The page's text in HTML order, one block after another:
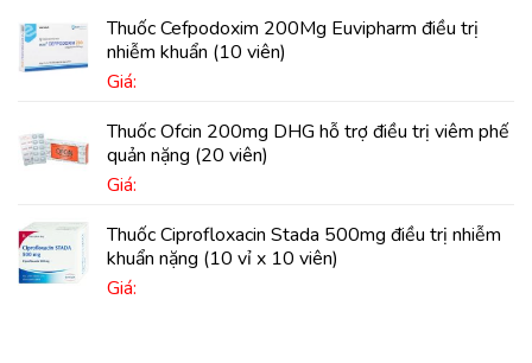
Thuốc Cefpodoxim 200Mg Euvipharm điều trị
nhiễm khuẩn (10 viên)
Giá:
Thuốc Ofcin 200mg DHG hỗ trợ điều trị viêm phế
quản nặng (20 viên)
Giá:
Thuốc Ciprofloxacin Stada 500mg điều trị nhiễm
khuẩn nặng (10 vỉ x 10 viên)
Giá: